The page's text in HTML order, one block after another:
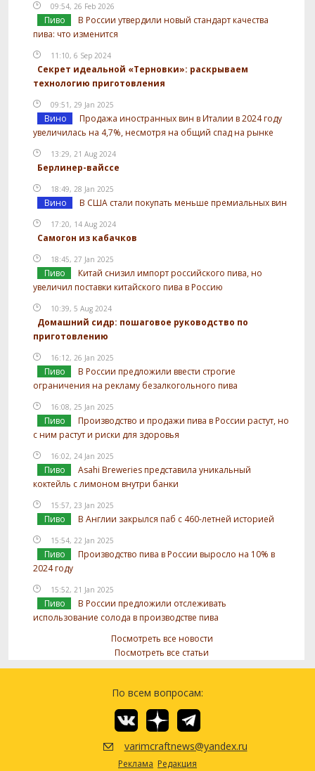
09:54, 26 Feb 2026
Пиво
В России утвердили новый стандарт качества
пива: что изменится
11:10, 6 Sep 2024
Секрет идеальной «Терновки»: раскрываем
технологию приготовления
09:51, 29 Jan 2025
Вино
Продажа иностранных вин в Италии в 2024 году
увеличилась на 4,7%, несмотря на общий спад на рынке
13:29, 21 Aug 2024
Берлинер-вайссе
18:49, 28 Jan 2025
Вино В США стали покупать меньше премиальных вин
17:20, 14 Aug 2024
Самогон из кабачков
18:45, 27 Jan 2025
Пиво
Китай снизил импорт российского пива, но
увеличил поставки китайского пива в Россию
10:39, 5 Aug 2024
Домашний сидр: пошаговое руководство по
приготовлению
16:12, 26 Jan 2025
Пиво
В России предложили ввести строгие
ограничения на рекламу безалкогольного пива
16:08, 25 Jan 2025
Пиво
Производство и продажи пива в России растут, но
с ним растут и риски для здоровья
16:02, 24 Jan 2025
Пиво
Asahi Breweries представила уникальный
коктейль с лимоном внутри банки
15:57, 23 Jan 2025
Пиво В Англии закрылся паб с 460-летней историей
15:54, 22 Jan 2025
Пиво
Производство пива в России выросло на 10% в
2024 году
15:52, 21 Jan 2025
Пиво
В России предложили отслеживать
использование солода в производстве пива
Посмотреть все новости
Посмотреть все статьи
По всем вопросам:
varimcraftnews@yandex.ru
Реклама Редакция